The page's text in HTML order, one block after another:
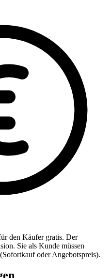
den Käufer gratis. Der
Sie als Kunde müssen
oder Angebotspreis).